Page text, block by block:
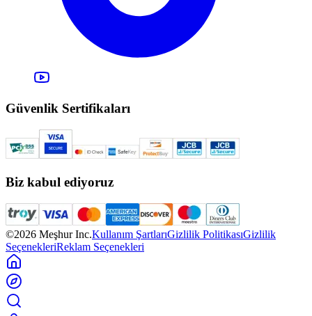
Güvenlik Sertifikaları
Biz kabul ediyoruz
©2026 Meşhur Inc.Kullanım ŞartlarıGizlilik PolitikasıGizlilik
SeçenekleriReklam Seçenekleri